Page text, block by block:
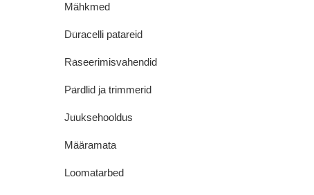
Mähkmed
Duracelli patareid
Raseerimisvahendid
Pardlid ja trimmerid
Juuksehooldus
Määramata
Loomatarbed